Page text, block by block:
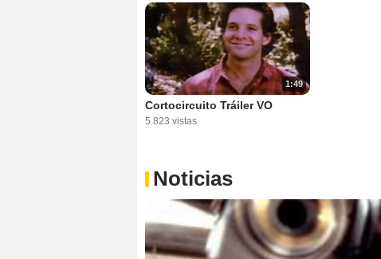
1:49
Cortocircuito Tráiler VO
5.823 vistas
Noticias